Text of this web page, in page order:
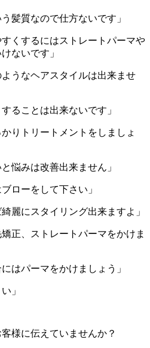
髪質なので仕方ないです」
すくするにはストレートパーマや
ないです」
ようなヘアスタイルは出来ませ
ることは出来ないです」
りトリートメントをしましょ
悩みは改善出来ません」
ローをして下さい」
麗にスタイリング出来ますよ」
正、ストレートパーマをかけま
はパーマをかけましょう」
」
様に伝えていませんか？